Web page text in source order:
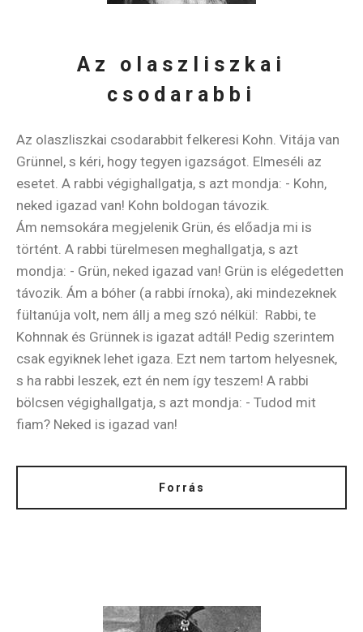
Az olaszliszkai
csodarabbi
Az olaszliszkai csodarabbit felkeresi Kohn. Vitája van
Grünnel, s kéri, hogy tegyen igazságot. Elmeséli az
esetet. A rabbi végighallgatja, s azt mondja: - Kohn,
neked igazad van! Kohn boldogan távozik.
Ám nemsokára megjelenik Grün, és előadja mi is
történt. A rabbi türelmesen meghallgatja, s azt
mondja: - Grün, neked igazad van! Grün is elégedetten
távozik. Ám a bóher (a rabbi írnoka), aki mindezeknek
fültanúja volt, nem állj a meg szó nélkül: Rabbi, te
Kohnnak és Grünnek is igazat adtál! Pedig szerintem
csak egyiknek lehet igaza. Ezt nem tartom helyesnek,
s ha rabbi leszek, ezt én nem így teszem! A rabbi
bölcsen végighallgatja, s azt mondja: - Tudod mit
fiam? Neked is igazad van!
Forrás